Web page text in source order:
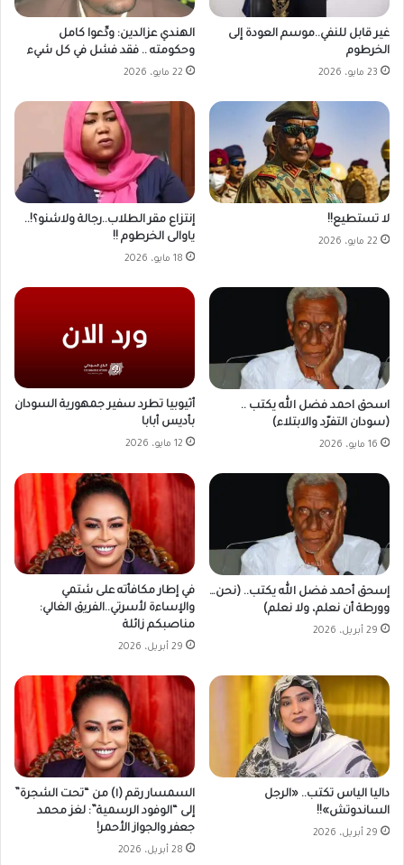
غير قابل للنفي..موسم العودة إلى
الخرطوم
23 مايو، 2026
الهندي عزالدين: ودِّعوا كامل
وحكومته .. فقد فشل في كل شيء
22 مايو، 2026
لا تستطيع!!
22 مايو، 2026
إنتزاع مقر الطلاب..رجالة ولاشنو؟!..
ياوالى الخرطوم !!
18 مايو، 2026
اسحق احمد فضل الله يكتب ..
(سودان التفرّد والابتلاء)
16 مايو، 2026
أثيوبيا تطرد سفير جمهورية السودان
بأديس أبابا
12 مايو، 2026
إسحق أحمد فضل الله يكتب.. (نحن…
وورطة أن نعلم، ولا نعلم)
29 أبريل، 2026
في إطار مكافأته على شتمي
والإساءة لأسرتي..الفريق الغالي:
مناصبكم زائلة
29 أبريل، 2026
داليا الياس تكتب.. «الرجل
الساندوتش»!!
29 أبريل، 2026
السمسار رقم (١) من “تحت الشجرة”
إلى “الوفود الرسمية”: لغز محمد
جعفر والجواز الأحمر!
28 أبريل، 2026